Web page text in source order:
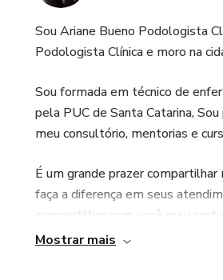
•
•
•
Sou Ariane Bueno Podologista
Podologista Clínica e moro na
Sou formada em técnico de
pela PUC de Santa Catarina,
meu consultório, mentorias e
É um grande prazer
faça a diferença em seus
compartilhar com você meu
Mostrar mais